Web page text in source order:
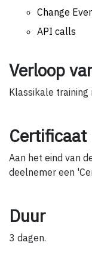
Change
API calls
Verloop
Klassikale
Certificaat
Aan het eind van
deelnemer een
Duur
3 dagen.